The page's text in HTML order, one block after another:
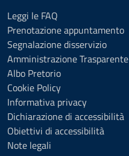
Leggi le FAQ
Prenotazione appuntamento
Segnalazione disservizio
Amministrazione Trasparente
Albo Pretorio
Cookie Policy
Informativa privacy
Dichiarazione di accessibilità
Obiettivi di accessibilità
Note legali